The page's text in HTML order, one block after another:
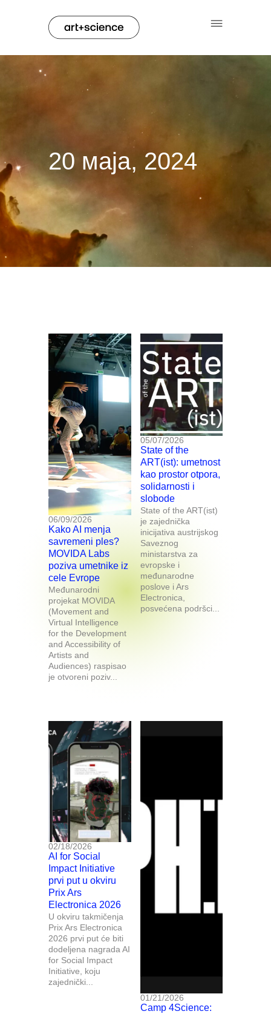
20 маја, 2024
06/09/2026
Kako AI menja
savremeni ples?
MOVIDA Labs
poziva umetnike iz
cele Evrope
Međunarodni
projekat MOVIDA
(Movement and
Virtual Intelligence
for the Development
and Accessibility of
Artists and
Audiences) raspisao
je otvoreni poziv...
05/07/2026
State of the
ART(ist): umetnost
kao prostor otpora,
solidarnosti i
slobode
State of the ART(ist)
je zajednička
inicijativa austrijskog
Saveznog
ministarstva za
evropske i
međunarodne
poslove i Ars
Electronica,
posvećena podršci...
02/18/2026
AI for Social
Impact Initiative
prvi put u okviru
Prix Ars
Electronica 2026
U okviru takmičenja
Prix Ars Electronica
2026 prvi put će biti
dodeljena nagrada AI
for Social Impact
Initiative, koju
zajednički...
01/21/2026
Camp 4Science: